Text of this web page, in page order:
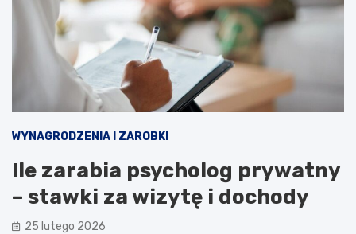
WYNAGRODZENIA I ZAROBKI
Ile zarabia psycholog prywatny
– stawki za wizytę i dochody
25 lutego 2026